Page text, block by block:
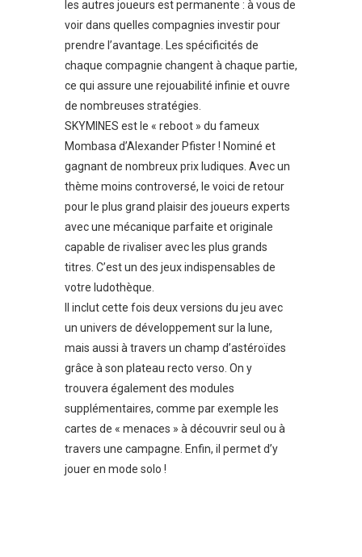
les autres joueurs est permanente : à vous de
voir dans quelles compagnies investir pour
prendre l’avantage. Les spécificités de
chaque compagnie changent à chaque partie,
ce qui assure une rejouabilité infinie et ouvre
de nombreuses stratégies.
SKYMINES est le « reboot » du fameux
Mombasa d’Alexander Pfister ! Nominé et
gagnant de nombreux prix ludiques. Avec un
thème moins controversé, le voici de retour
pour le plus grand plaisir des joueurs experts
avec une mécanique parfaite et originale
capable de rivaliser avec les plus grands
titres. C’est un des jeux indispensables de
votre ludothèque.
Il inclut cette fois deux versions du jeu avec
un univers de développement sur la lune,
mais aussi à travers un champ d’astéroïdes
grâce à son plateau recto verso. On y
trouvera également des modules
supplémentaires, comme par exemple les
cartes de « menaces » à découvrir seul ou à
travers une campagne. Enfin, il permet d’y
jouer en mode solo !